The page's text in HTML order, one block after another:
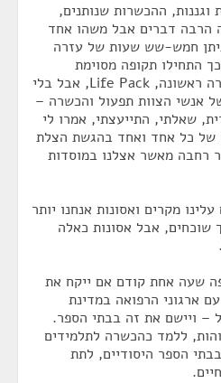
וגננות, ההכשרות שנותנים,
הרבה דברים אבל משהו אחד
חמש-שש שעות של עזרה
התחילו תקופה מסוימת
להתקין בבתי ספר ערכות עזרה ראשונה, Life Pack, אבל בלי
אנשי הצוות תפעול והכשרה –
שאלתי, התייעצתי, אמרו לי
כל אחד ואחד בהגשת הצלת
רחבה מאשר אצלנו במוסדות
מקרים ואסונות אנחנו יותר
שוכחים, אבל אסונות כאלה
שעה אחת קודם אם ייקח את
ארגוני הרפואה במדינת
– ויישם את זה בבתי הספר.
ללמד כהכשרה לתלמידים
הספר היסודיים, לתת